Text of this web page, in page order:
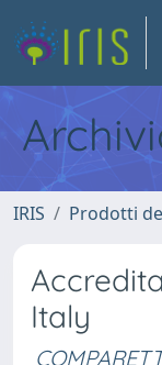
IRIS Prodotti
Italy